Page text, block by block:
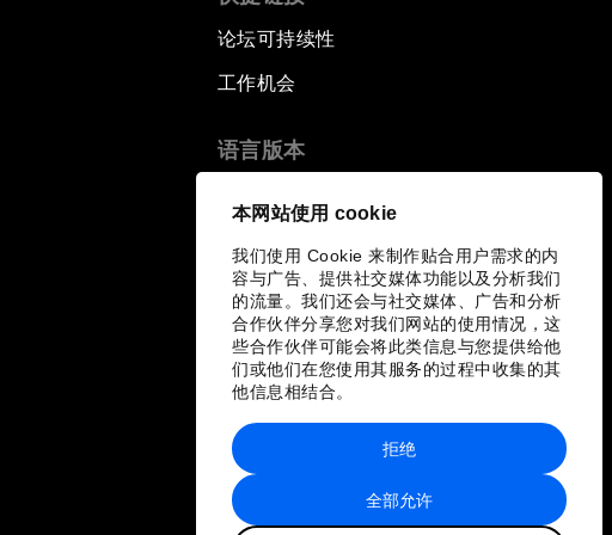
本网站使用 cookie
我们使用 Cookie 来制作贴合用户需求的内
容与广告、提供社交媒体功能以及分析我们
的流量。我们还会与社交媒体、广告和分析
合作伙伴分享您对我们网站的使用情况，这
些合作伙伴可能会将此类信息与您提供给他
们或他们在您使用其服务的过程中收集的其
他信息相结合。
全部允许
拒绝
论坛可持续性
工作机会
语言版本